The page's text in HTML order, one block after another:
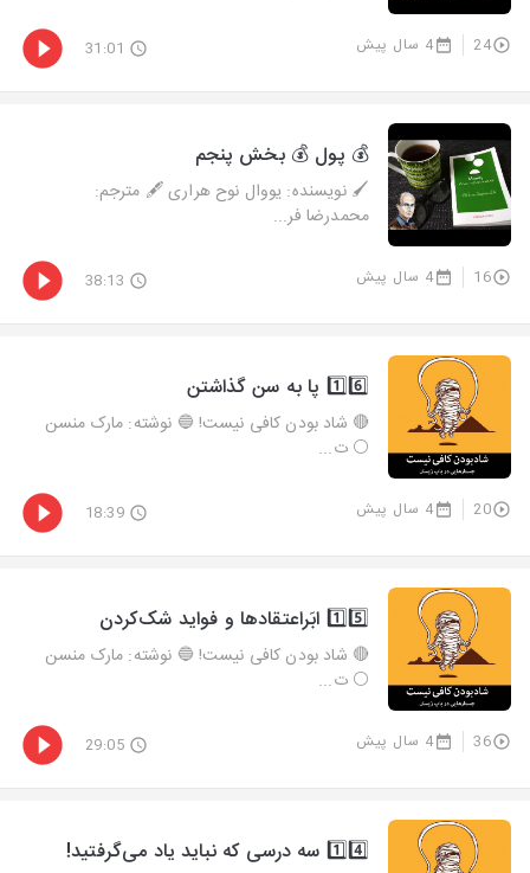
24 4 سال پیش 31:01
💰 پول 💰 بخش پنجم
🖌 نویسنده: یووال نوح هراری 🖋 مترجم:
محمدرضا فر...
16 4 سال پیش 38:13
1️⃣6️⃣ پا به سن گذاشتن
🔴 شاد بودن کافی نیست! 🔵 نوشته: مارک منسن
⚪️ ت...
20 4 سال پیش 18:39
1️⃣5️⃣ ابَراعتقادها و فواید شک‌کردن
🔴 شاد بودن کافی نیست! 🔵 نوشته: مارک منسن
⚪️ ت...
36 4 سال پیش 29:05
1️⃣4️⃣ سه درسی که نباید یاد می‌گرفتید!